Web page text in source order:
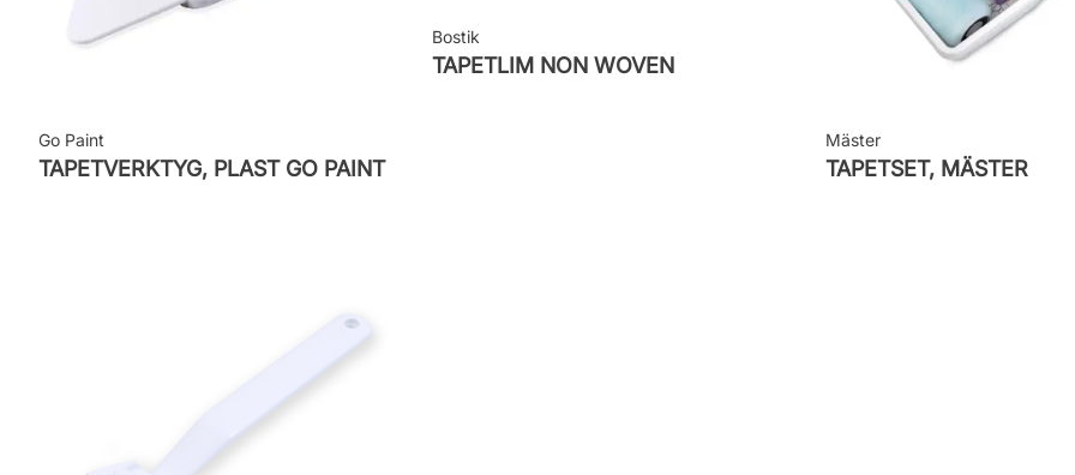
Go Paint
TAPETVERKTYG, PLAST GO PAINT
Bostik
TAPETLIM NON WOVEN
Mäster
TAPETSET, MÄSTER